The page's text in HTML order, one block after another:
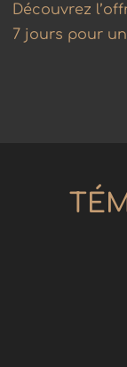
Découvrez
7 jours pour